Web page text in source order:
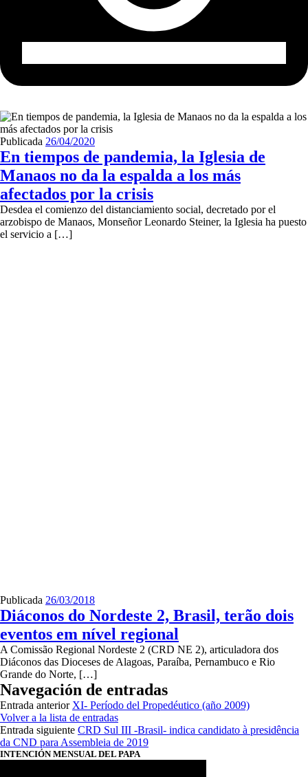
Publicada 26/04/2020
En tiempos de pandemia, la Iglesia de
Manaos no da la espalda a los más
afectados por la crisis
Desdea el comienzo del distanciamiento social, decretado por el
arzobispo de Manaos, Monseñor Leonardo Steiner, la Iglesia ha puesto
el servicio a […]
Publicada 26/03/2018
Diáconos do Nordeste 2, Brasil, terão dois
eventos em nível regional
A Comissão Regional Nordeste 2 (CRD NE 2), articuladora dos
Diáconos das Dioceses de Alagoas, Paraíba, Pernambuco e Rio
Grande do Norte, […]
Navegación de entradas
Entrada anterior XI- Período del Propedéutico (año 2009)
Volver a la lista de entradas
Entrada siguiente CRD Sul III -Brasil- indica candidato à presidência
da CND para Assembleia de 2019
INTENCIÓN MENSUAL DEL PAPA